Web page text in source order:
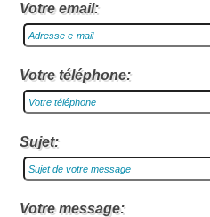
Votre email:
Votre téléphone:
Sujet:
Votre message: